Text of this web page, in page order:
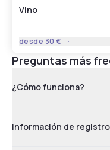
Vino
desde 30 €
Preguntas más
¿Cómo funciona?
Información de registro